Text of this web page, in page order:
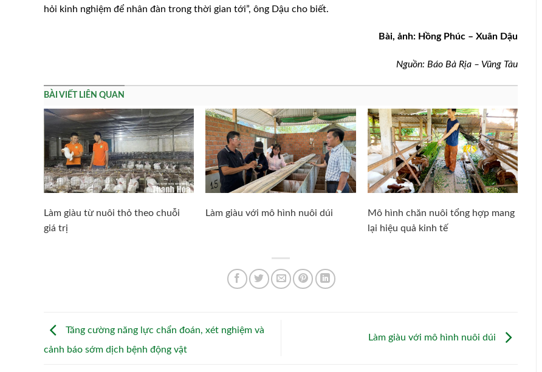
hỏi kinh nghiệm để nhân đàn trong thời gian tới”, ông Dậu cho biết.
Bài, ảnh: Hồng Phúc – Xuân Dậu
Nguồn: Báo Bà Rịa – Vũng Tàu
BÀI VIẾT LIÊN QUAN
Làm giàu từ nuôi thỏ theo chuỗi
giá trị
Làm giàu với mô hình nuôi dúi
Mô hình chăn nuôi tổng hợp mang
lại hiệu quả kinh tế
Tăng cường năng lực chẩn đoán, xét nghiệm và
cảnh báo sớm dịch bệnh động vật
Làm giàu với mô hình nuôi dúi